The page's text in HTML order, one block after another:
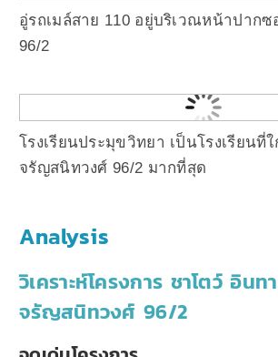
อู่รถเมล์สาย 110 อยู่บริเวณหน้าปาก
96/2
โรงเรียนประมุขวิทยา เป็นโรงเรียนที่
จรัญสนิทวงศ์ 96/2 มากที่สุด
Analysis
วิเคราะห์โครงการ ชาโตว์ อินท
จรัญสนิทวงศ์ 96/2